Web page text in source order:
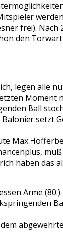
frei).
den
legen alle
Moment
Ball
setzt
Max
haben das
Arme